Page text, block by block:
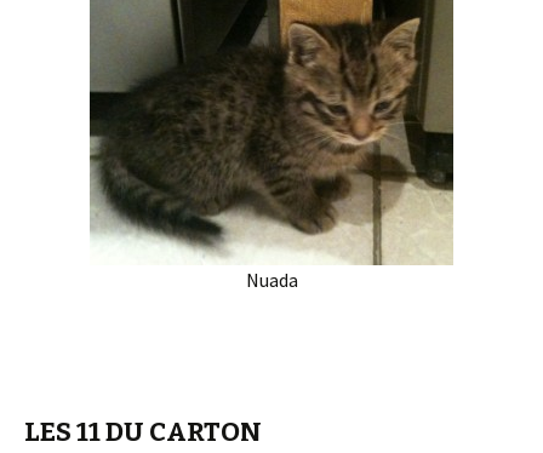
Nuada
LES 11 DU CARTON